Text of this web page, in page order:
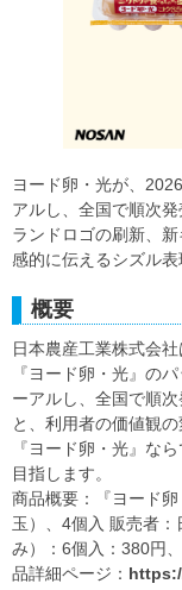
ヨード卵・光が、
アルし、全国で順次
ランドロゴの刷新、
感的に伝えるシズル表
概要
日本農産工業株式会
『ヨード卵・光』の
ーアルし、全国で順
と、利用者の価値観
『ヨード卵・光』な
目指します。
商品概要：『ヨード
玉）、4個入 販売者
み）：6個入：380円
品詳細ページ：